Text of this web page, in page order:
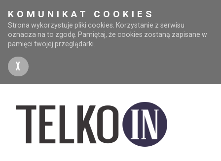
KOMUNIKAT COOKIES
Strona wykorzystuje pliki cookies. Korzystanie z serwisu
oznacza na to zgodę. Pamiętaj, że cookies zostaną zapisane w
pamięci twojej przeglądarki.
X